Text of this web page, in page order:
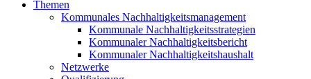
Themen
Kommunales Nachhaltigkeitsmanagement
Kommunale Nachhaltigkeitsstrategien
Kommunaler Nachhaltigkeitsbericht
Kommunaler Nachhaltigkeitshaushalt
Netzwerke